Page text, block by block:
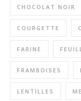
CHOCOLAT NOIR
COURGETTE
FARINE
FRAMBOISES
LENTILLES